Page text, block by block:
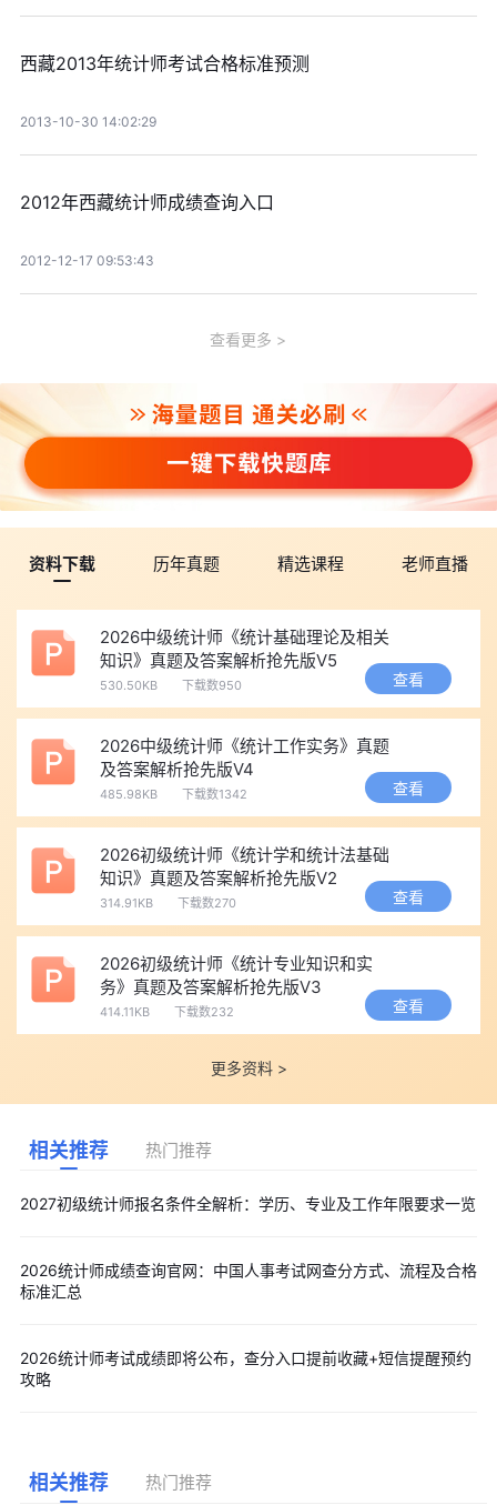
西藏2013年统计师考试合格标准预测
2013-10-30 14:02:29
2012年西藏统计师成绩查询入口
2012-12-17 09:53:43
查看更多
资料下载 历年真题 精选课程 老师直播
2026中级统计师《统计基础理论及相关
知识》真题及答案解析抢先版V5
530.50KB 下载数950 查看
2026中级统计师《统计工作实务》真题
及答案解析抢先版V4
485.98KB 下载数1342 查看
2026初级统计师《统计学和统计法基础
知识》真题及答案解析抢先版V2
314.91KB 下载数270 查看
2026初级统计师《统计专业知识和实
务》真题及答案解析抢先版V3
414.11KB 下载数232 查看
更多资料 >
相关推荐 热门推荐
2027初级统计师报名条件全解析：学历、专业及工作年限要求一览
2026统计师成绩查询官网：中国人事考试网查分方式、流程及合格
标准汇总
2026统计师考试成绩即将公布，查分入口提前收藏+短信提醒预约
攻略
相关推荐 热门推荐